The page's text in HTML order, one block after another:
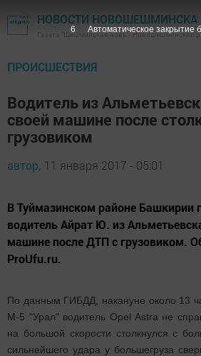
НОВОСТИ НОВОШЕШМИНСКА
Газета "Шешминская новь" - Новошешминский
ПРОИСШЕСТВИЯ
Водитель из
своей машине после
грузовиком
автор, 11 января 2017 - 05:01
В Туймазинском районе Башкирии
водитель Айрат Ю. из
машине после ДТП с грузовиком.
ProUfu.ru.
По данным ГИБДД, накануне около 13
М-5 "Урал" водитель Opel Astra не
на большой скорости столкнулся с
сильнейшего удара у большегруза
5 Автоматическое закрытие